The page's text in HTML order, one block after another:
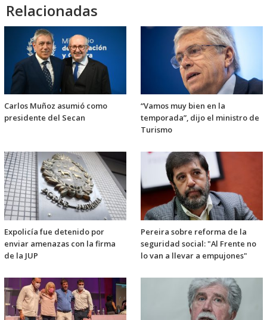
Relacionadas
Carlos Muñoz asumió como
presidente del Secan
“Vamos muy bien en la
temporada”, dijo el ministro de
Turismo
Expolicía fue detenido por
enviar amenazas con la firma
de la JUP
Pereira sobre reforma de la
seguridad social: "Al Frente no
lo van a llevar a empujones"